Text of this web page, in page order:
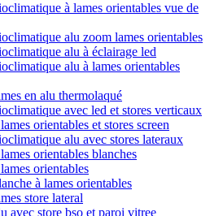
à lames orientables vue de
alu zoom lames orientables
alu à éclairage led
alu à lames orientables
en alu thermolaqué
avec led et stores verticaux
orientables et stores screen
alu avec stores lateraux
orientables blanches
orientables
à lames orientables
store lateral
avec store bso et paroi vitree